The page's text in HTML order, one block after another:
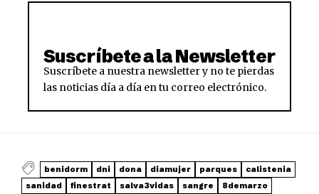
Suscríbete a la Newsletter
Suscríbete a nuestra newsletter y no te pierdas
las noticias día a día en tu correo electrónico.
benidorm dni dona diamujer parques
calistenia
sanidad
finestrat salva3vidas sangre
8demarzo